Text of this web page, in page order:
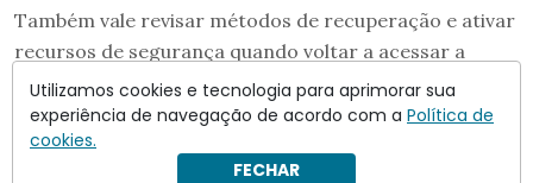
Também vale revisar métodos de recuperação e ativar
recursos de segurança quando voltar a acessar a
conta. Isso evita que uma nova perda deixe você
novamente sem entrada em serviços públicos e
aplicativos oficiais.
Utilizamos cookies e tecnologia para aprimorar sua
experiência de navegação de acordo com a Política de
cookies.
FECHAR